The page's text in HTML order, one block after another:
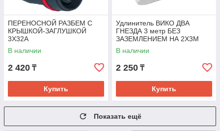
ПЕРЕНОСНОЙ РАЗБЕМ С
КРЫШКОЙ-ЗАГЛУШКОЙ
3Х32А
В наличии
2 420 ₸
Купить
Удлинитель ВИКО ДВА
ГНЕЗДА 3 метр БЕЗ
ЗАЗЕМЛЕНИЕМ НА 2X3M
В наличии
2 250 ₸
Купить
Показать ещё